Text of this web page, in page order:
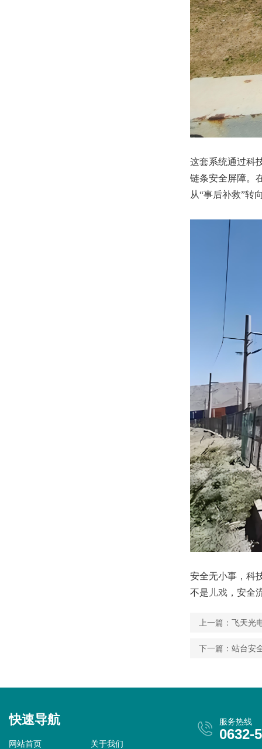
这套系统通过科
链条安全屏障。
从“事后补救”转
安全无小事，科
不是 儿戏 ，安全
上一篇： 飞天光
下一篇： 站台安
快速导航
网站首页
关于我们
服务热线
0632-